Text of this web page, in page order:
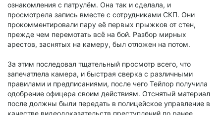
ознакомления с патрулём. Она так и сделала, и
просмотрела запись вместе с сотрудниками СКП. Они
прокомментировали пару её первых прыжков от стен,
прежде чем перемотать всё на бой. Разбор мирных
арестов, заснятых на камеру, был отложен на потом.
За этим последовал тщательный просмотр всего, что
запечатлела камера, и быстрая сверка с различными
правилами и предписаниями, после чего Тейлор получила
одобрение офицера своим действиям. Отснятый материал
после должны были передать в полицейское управление в
качестве видеодоказательств преступлений по ранее